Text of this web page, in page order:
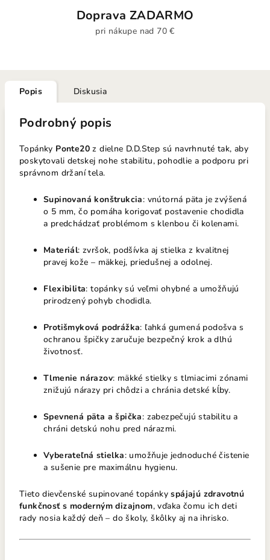
Doprava ZADARMO
pri nákupe nad 70 €
Popis Diskusia
Podrobný popis
Topánky Ponte20z dielne D.D.Step sú navrhnuté tak, aby
poskytovali detskej nohe stabilitu, pohodlie a podporu pri
správnom držaní tela.
Supinovaná konštrukcia: vnútorná päta je zvýšená
o 5 mm, čo pomáha korigovať postavenie chodidla
a predchádzať problémom s klenbou či kolenami.
Materiál: zvršok, podšívka aj stielka z kvalitnej
pravej kože – mäkkej, priedušnej a odolnej.
Flexibilita: topánky sú veľmi ohybné a umožňujú
prirodzený pohyb chodidla.
Protišmyková podrážka: ľahká gumená podošva s
ochranou špičky zaručuje bezpečný krok a dlhú
životnosť.
Tlmenie nárazov: mäkké stielky s tlmiacimi zónami
znižujú nárazy pri chôdzi a chránia detské kĺby.
Spevnená päta a špička: zabezpečujú stabilitu a
chráni detskú nohu pred nárazmi.
Vyberateľná stielka: umožňuje jednoduché čistenie
a sušenie pre maximálnu hygienu.
Tieto dievčenské supinované topánkyspájajú zdravotnú
funkčnosť s moderným dizajnom, vďaka čomu ich deti
rady nosia každý deň – do školy, škôlky aj na ihrisko.